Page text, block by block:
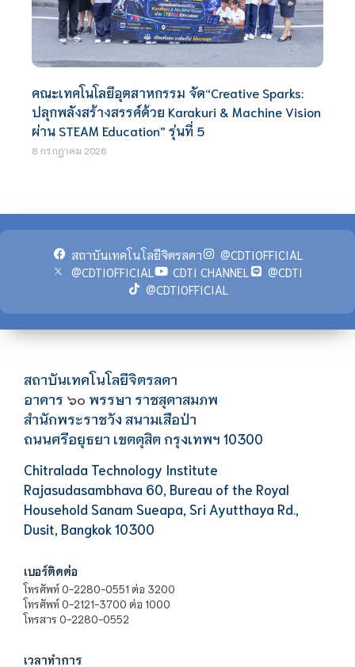
คณะเทคโนโลยีอุตสาหกรรม จัด“Creative Sparks:
ปลุกพลังสร้างสรรค์ด้วย Karakuri & Machine Vision
ผ่าน STEAM Education” รุ่นที่ 5
8 กรกฎาคม 2026
สถาบันเทคโนโลยีจิตรลดา
@CDTIOFFICIAL
@CDTIOFFICIAL
CDTI CHANNEL
@CDTI
@CDTIOFFICIAL
สถาบันเทคโนโลยีจิตรลดา
อาคาร ๖๐ พรรษา ราชสุดาสมภพ
สำนักพระราชวัง สนามเสือป่า
ถนนศรีอยุธยา เขตดุสิต กรุงเทพฯ 10300
Chitralada Technology Institute
Rajasudasambhava 60, Bureau of the Royal
Household Sanam Sueapa, Sri Ayutthaya Rd.,
Dusit, Bangkok 10300
เบอร์ติดต่อ
โทรศัพท์ 0-2280-0551 ต่อ 3200
โทรศัพท์ 0-2121-3700 ต่อ 1000
โทรสาร 0-2280-0552
เวลาทำการ